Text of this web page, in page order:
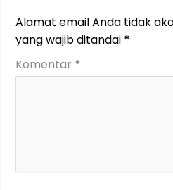
Alamat email Anda tidak
yang wajib ditandai *
Komentar *